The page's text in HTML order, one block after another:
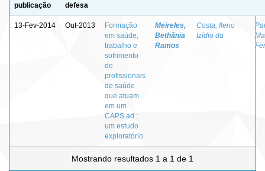
publicação
defesa
13-Fev-2014 Out-2013
Formação
em saúde,
trabalho e
sofrimento
de
profissionais
de saúde
que atuam
em um
CAPS ad :
um estudo
exploratório
Meireles,
Bethânia
Ramos
Costa, Ileno
Izídio da
Mostrando resultados 1 a 1 de 1